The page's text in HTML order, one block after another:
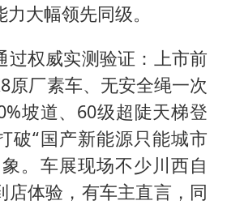
大幅领先同级。
过权威实测验证：上市前
原厂素车、无安全绳一次
坡道、60级超陡天梯登
破“国产新能源只能城市
。车展现场不少川西自
店体验，有车主直言，同